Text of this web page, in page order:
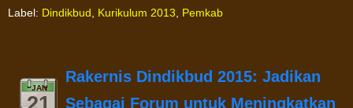
Label: Dindikbud Kurikulum 2013 Pemkab
JAN
Rakernis Dindikbud 2015: Jadikan
Sebagai Forum untuk Meningkatkan